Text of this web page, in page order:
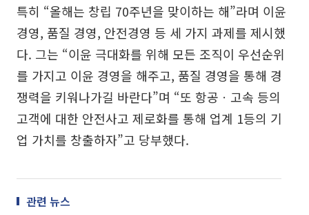
특히 “올해는 창립 70주년을 맞이하는 해”라며 이윤
경영, 품질 경영, 안전경영 등 세 가지 과제를 제시했
다. 그는 “이윤 극대화를 위해 모든 조직이 우선순위
를 가지고 이윤 경영을 해주고, 품질 경영을 통해 경
쟁력을 키워나가길 바란다”며 “또 항공ㆍ고속 등의
고객에 대한 안전사고 제로화를 통해 업계 1등의 기
업 가치를 창출하자”고 당부했다.
관련 뉴스